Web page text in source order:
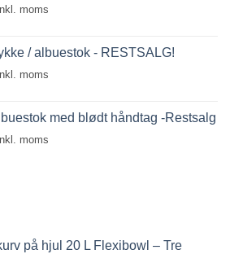
moms
/ albuestok - RESTSALG!
moms
med blødt håndtag -Restsalg
moms
på hjul 20 L Flexibowl – Tre